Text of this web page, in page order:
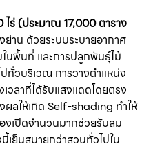
ไร่ (ประมาณ 17,000 ตาราง
ย่าน ด้วยระบบระบายอากาศ
นพื้นที่ และการปลูกพันธุ์ไม้
ทั่วบริเวณ การวางตำแหน่ง
วลาที่ได้รับแสงแดดโดยตรง
ลให้เกิด Self-shading ทำให้
เปิดจำนวนมากช่วยรับลม
เย็นสบายกว่าสวนทั่วไปใน